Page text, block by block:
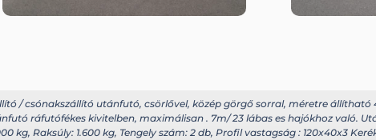
/ csónakszállító utánfutó, csörlővel, közép görgő sorral, méretre állítható
ráfutófékes kivitelben, maximálisan . 7m/ 23 lábas es hajókhoz való.
kg, Raksúly: 1.600 kg, Tengely szám: 2 db, Profil vastagság : 120x40x3